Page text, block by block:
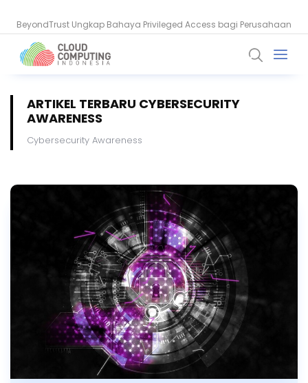
BeyondTrust Ungkap Bahaya Privileged Access bagi Perusahaan
ARTIKEL TERBARU CYBERSECURITY
AWARENESS
Cybersecurity Awareness